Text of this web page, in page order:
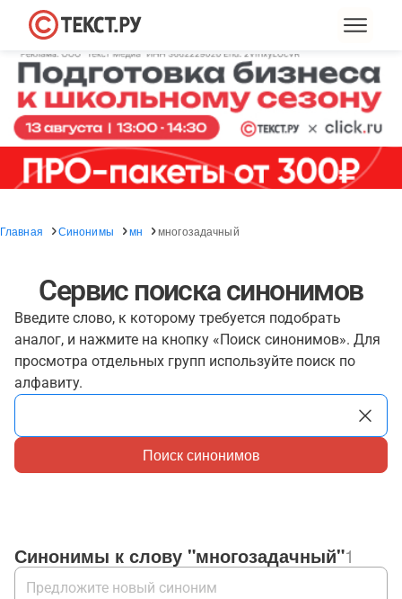
Главная Синонимы мн многозадачный
Сервис поиска синонимов
Введите слово, к которому требуется подобрать
аналог, и нажмите на кнопку «Поиск синонимов». Для
просмотра отдельных групп используйте поиск по
алфавиту.
Поиск синонимов
Синонимы к слову "многозадачный"1